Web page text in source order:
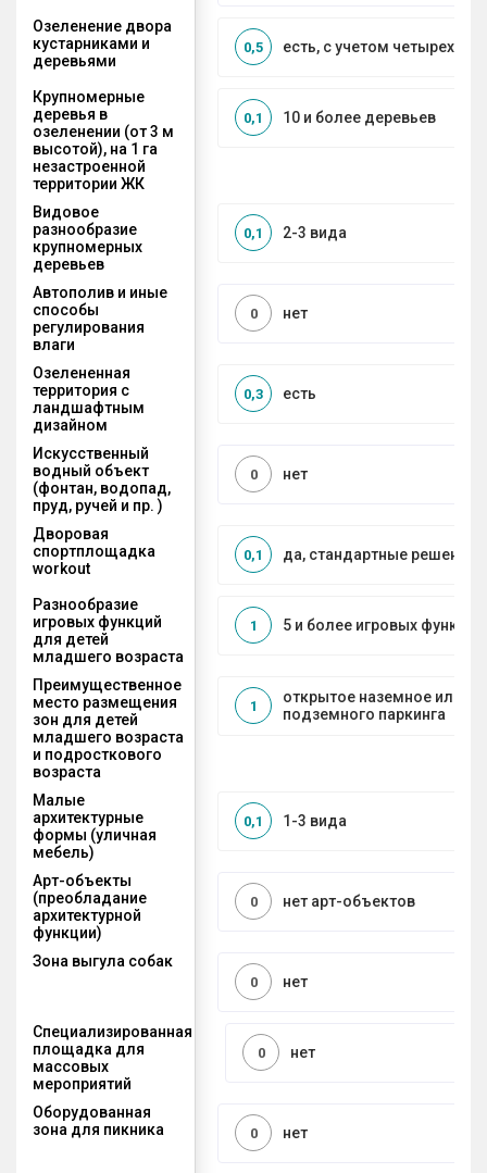
Озеленение двора
кустарниками и
деревьями
есть, с учетом четырех
0,5
Крупномерные
деревья в
озеленении (от 3 м
высотой), на 1 га
незастроенной
территории ЖК
10 и более деревьев
0,1
Видовое
разнообразие
крупномерных
деревьев
2-3 вида
0,1
Автополив и иные
способы
регулирования
влаги
нет
0
Озелененная
территория с
ландшафтным
дизайном
есть
0,3
Искусственный
водный объект
(фонтан, водопад,
пруд, ручей и пр. )
нет
0
Дворовая
спортплощадка
workout
да, стандартные решения
0,1
Разнообразие
игровых функций
для детей
младшего возраста
5 и более игровых функций
1
Преимущественное
место размещения
зон для детей
младшего возраста
и подросткового
возраста
открытое наземное или на
подземного паркинга
1
Малые
архитектурные
формы (уличная
мебель)
1-3 вида
0,1
Арт-объекты
(преобладание
архитектурной
функции)
нет арт-объектов
0
Зона выгула собак
нет
0
Специализированная
площадка для
массовых
мероприятий
нет
0
Оборудованная
зона для пикника
нет
0